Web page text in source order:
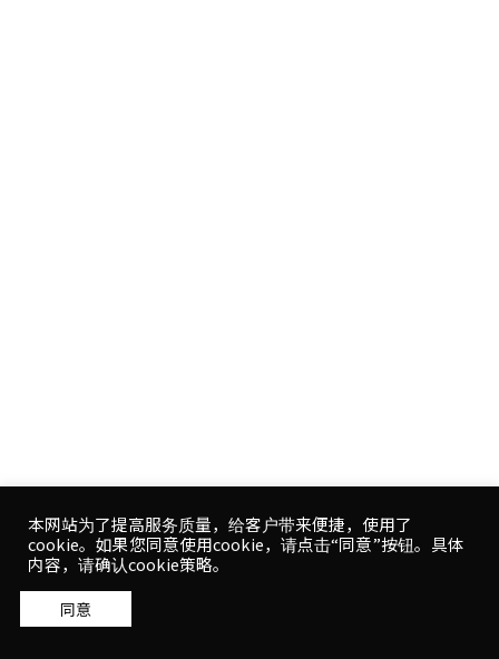
环境・设备设计奖 获奖通知
各务原市新政府大楼获奖。
本网站为了提高服务质量，给客户带来便捷，使用了
cookie。如果您同意使用cookie，请点击“同意”按钮。具体
内容，请确认cookie策略。
同意する